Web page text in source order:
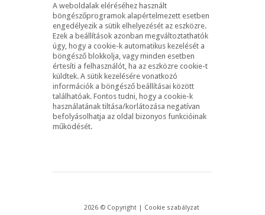
A weboldalak eléréséhez használt
böngészőprogramok alapértelmezett esetben
engedélyezik a sütik elhelyezését az eszközre.
Ezek a beállítások azonban megváltoztathatók
úgy, hogy a cookie-k automatikus kezelését a
böngésző blokkolja, vagy minden esetben
értesíti a felhasználót, ha az eszközre cookie-t
küldtek. A sütik kezelésére vonatkozó
információk a böngésző beállításai között
találhatóak. Fontos tudni, hogy a cookie-k
használatának tiltása/korlátozása negatívan
befolyásolhatja az oldal bizonyos funkcióinak
működését.
2026© Copyright| Cookie szabályzat